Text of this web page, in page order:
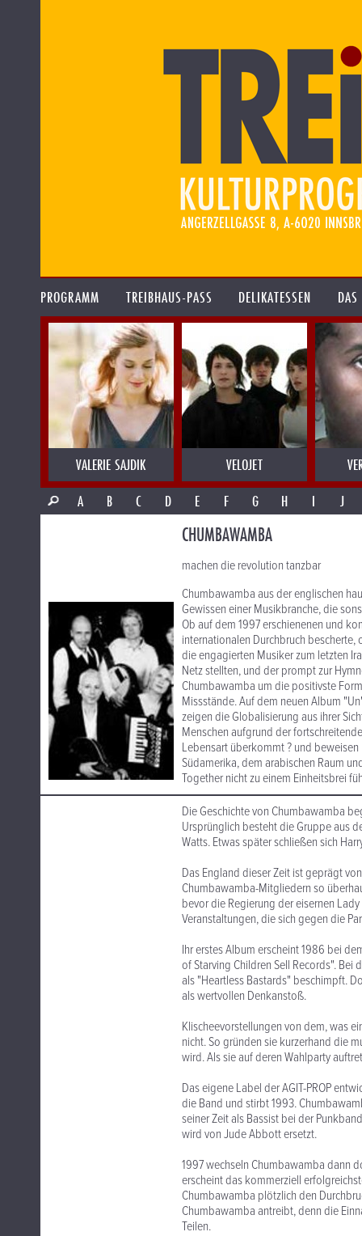
PROGRAMM TREIBHAUS-PASS DELIKATESSEN
VALERIE SAJDIK VELOJET
A
B C D E F G H I J
CHUMBAWAMBA
machen die revolution tanzbar
Chumbawamba aus der englischen
Gewissen einer Musikbranche, die
Ob auf dem 1997 erschienenen und
internationalen Durchbruch
die engagierten Musiker zum letzten
Netz stellten, und der prompt zur
Chumbawamba um die positivste
Missstände. Auf dem neuen Album
zeigen die Globalisierung aus ihrer
Menschen aufgrund der
Lebensart überkommt ? und
Südamerika, dem arabischen Raum
Together nicht zu einem Einheitsbrei
Die Geschichte von Chumbawamba
Ursprünglich besteht die Gruppe aus
Watts. Etwas später schließen sich
Das England dieser Zeit ist geprägt
Chumbawamba-Mitgliedern so
bevor die Regierung der eisernen
Veranstaltungen, die sich gegen die
Ihr erstes Album erscheint 1986 bei
of Starving Children Sell Records".
als "Heartless Bastards" beschimpft.
als wertvollen Denkanstoß.
Klischeevorstellungen von dem, was
nicht. So gründen sie kurzerhand die
wird. Als sie auf deren Wahlparty
Das eigene Label der AGIT-PROP
die Band und stirbt 1993.
seiner Zeit als Bassist bei der
wird von Jude Abbott ersetzt.
1997 wechseln Chumbawamba dann
erscheint das kommerziell
Chumbawamba plötzlich den
Chumbawamba antreibt, denn die
Teilen.